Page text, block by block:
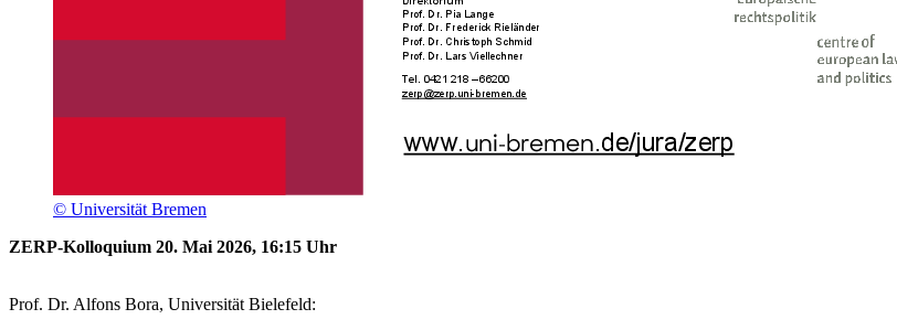
© Universität Bremen
ZERP-Kolloquium 20. Mai 2026, 16:15 Uhr
Prof. Dr. Alfons Bora, Universität Bielefeld: